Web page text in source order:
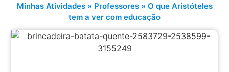
Minhas Atividades» Professores» O que Aristóteles
tem a ver com educação